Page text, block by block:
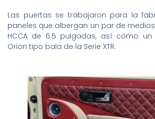
Las puertas se trabajaron para la
paneles que albergan un par de
HCCA de 6.5 pulgadas, así como
Orion tipo bala de la Serie XTR.